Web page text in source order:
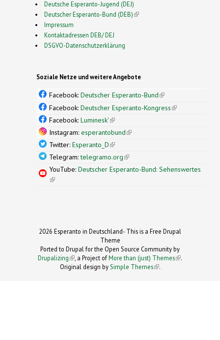
Deutsche Esperanto-Jugend (DEJ)
Deutscher Esperanto-Bund (DEB)(link is external)
Impressum
Kontaktadressen DEB/ DEJ
DSGVO-Datenschutzerklärung
Soziale Netze und weitere Angebote
Facebook: Deutscher Esperanto-Bund(link is
external)
Facebook: Deutscher Esperanto-Kongress(link is
Facebook: Luminesk'(link is external)
Instagram: esperantobund(link is external)
Twitter: Esperanto_D(link is external)
Telegram:telegramo.org(link is external)
YouTube: Deutscher Esperanto-Bund: Sehenswertes
(link is external)
2026 Esperanto in Deutschland- This is a Free Drupal
Theme
Ported to Drupal for the Open Source Community by
Drupalizing(link is external)
, a Project ofMore than (just) Themes (link is
.
Original design by Simple Themes
(link is
.